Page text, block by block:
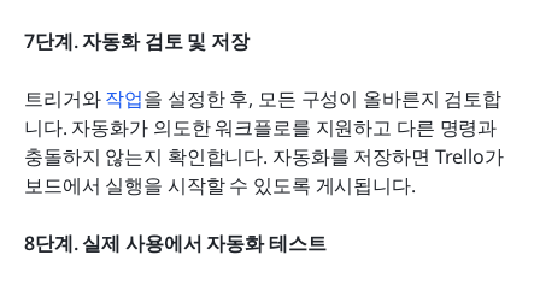
7단계. 자동화 검토 및 저장
트리거와 작업을 설정한 후, 모든 구성이 올바른지 검토합
니다. 자동화가 의도한 워크플로를 지원하고 다른 명령과
충돌하지 않는지 확인합니다. 자동화를 저장하면 Trello가
보드에서 실행을 시작할 수 있도록 게시됩니다.
8단계. 실제 사용에서 자동화 테스트